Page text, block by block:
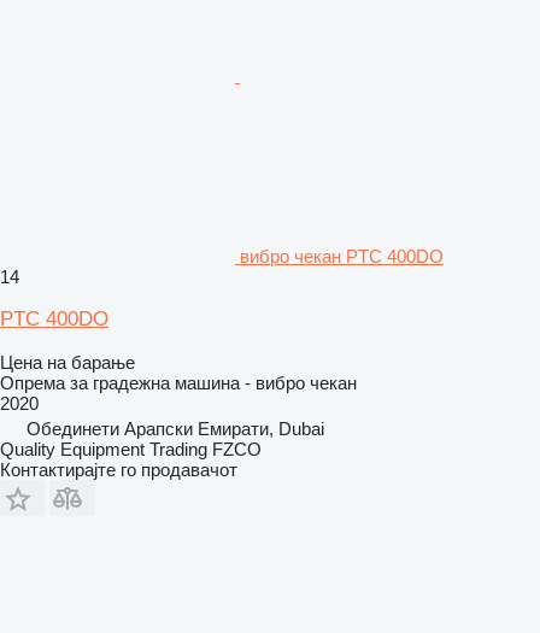
вибро чекан PTC 400DO
14
PTC 400DO
Цена на барање
Опрема за градежна машина - вибро чекан
2020
Обединети Арапски Емирати, Dubai
Quality Equipment Trading FZCO
Контактирајте го продавачот